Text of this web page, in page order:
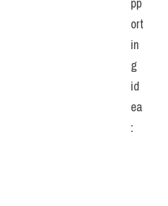
ort
in
g
id
ea
: